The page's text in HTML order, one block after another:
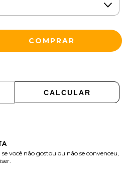
CALCULAR
você não gostou ou não se convenceu,